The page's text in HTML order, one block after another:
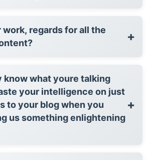
regards for all the
+
know what youre talking
your intelligence on just
to your blog when you
us something enlightening
+